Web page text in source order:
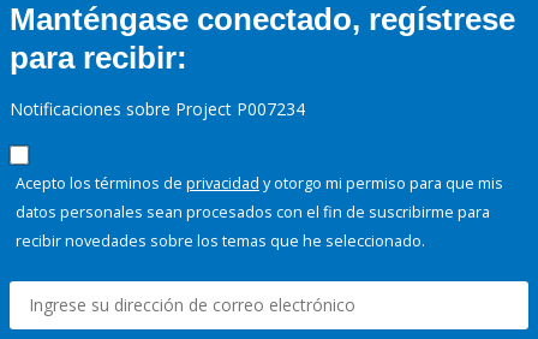
Manténgase conectado, regístrese
para recibir:
Notificaciones sobre Project P007234
Acepto los términos de privacidad y otorgo mi permiso para que mis
datos personales sean procesados con el fin de suscribirme para
recibir novedades sobre los temas que he seleccionado.